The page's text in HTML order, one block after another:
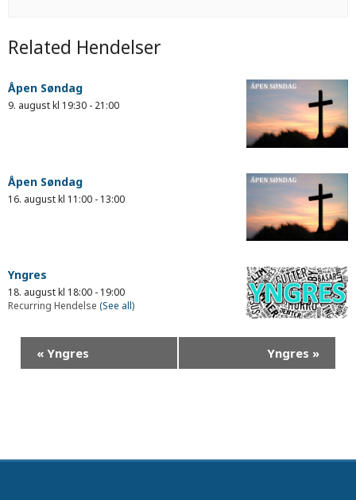
Related Hendelser
Åpen Søndag
9. august kl 19:30 - 21:00
Åpen Søndag
16. august kl 11:00 - 13:00
Yngres
18. august kl 18:00 - 19:00
Recurring Hendelse (See all)
« Yngres Yngres »